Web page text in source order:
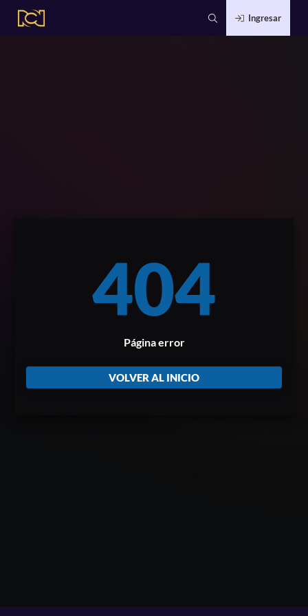
Ingresar
404
Página error
VOLVER AL INICIO